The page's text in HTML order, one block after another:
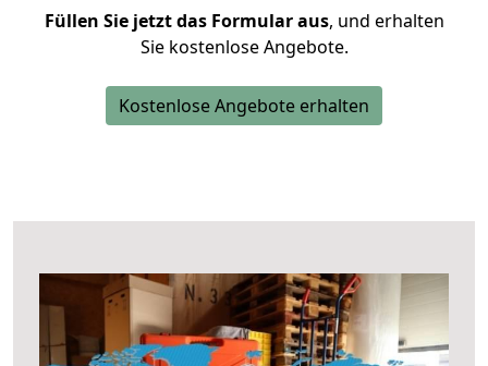
Füllen Sie jetzt das Formular aus, und erhalten
Sie kostenlose Angebote.
Kostenlose Angebote erhalten